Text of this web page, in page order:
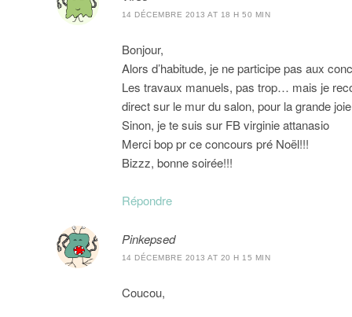
14 DÉCEMBRE 2013 AT 18 H 50 MIN
Bonjour,
Alors d’habitude, je ne participe pas aux
Les travaux manuels, pas trop… mais je
direct sur le mur du salon, pour la grande
Sinon, je te suis sur FB virginie attanasio
Merci bop pr ce concours pré Noël!!!
Bizzz, bonne soirée!!!
Répondre
Pinkepsed
14 DÉCEMBRE 2013 AT 20 H 15 MIN
Coucou,